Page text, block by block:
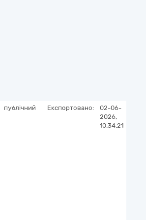
публічний Експортовано:
02-06-
2026,
10:34:21